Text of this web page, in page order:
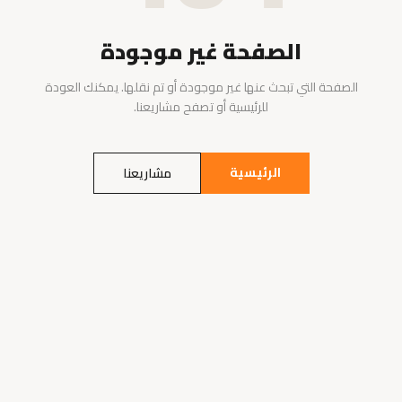
الصفحة غير موجودة
الصفحة التي تبحث عنها غير موجودة أو تم نقلها. يمكنك العودة
للرئيسية أو تصفح مشاريعنا.
الرئيسية مشاريعنا